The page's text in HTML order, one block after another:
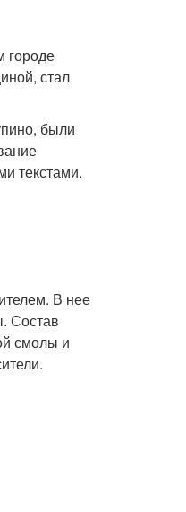
городе
стал
были
текстами.
В нее
Состав
смолы и